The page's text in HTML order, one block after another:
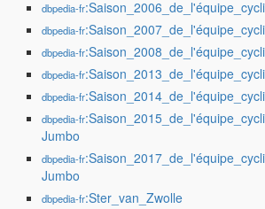
dbpedia-fr
dbpedia-fr
dbpedia-fr
dbpedia-fr
dbpedia-fr
dbpedia-fr
Jumbo
dbpedia-fr
Jumbo
dbpedia-fr:Ster_van_Zwolle